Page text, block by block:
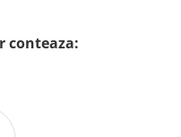
conteaza: